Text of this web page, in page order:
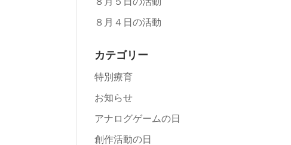
８月４日の活動
カテゴリー
特別療育
お知らせ
アナログゲームの日
創作活動の日